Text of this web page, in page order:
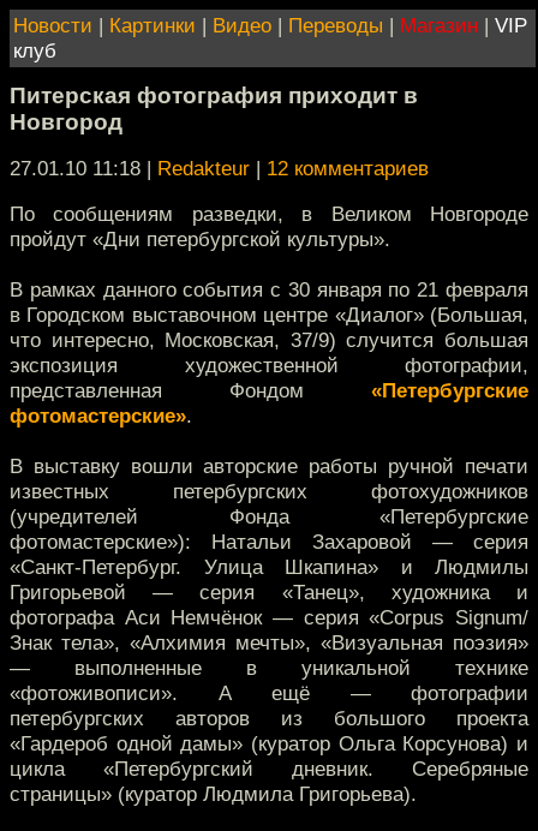
Новости | Картинки | Видео | Переводы | Магазин | VIP
клуб
Питерская фотография приходит в
Новгород
27.01.10 11:18 | Redakteur | 12 комментариев
По сообщениям разведки, в Великом Новгороде
пройдут «Дни петербургской культуры».
В рамках данного события с 30 января по 21 февраля
в Городском выставочном центре «Диалог» (Большая,
что интересно, Московская, 37/9) случится большая
экспозиция художественной фотографии,
представленная Фондом «Петербургские
фотомастерские».
В выставку вошли авторские работы ручной печати
известных петербургских фотохудожников
(учредителей Фонда «Петербургские
фотомастерские»): Натальи Захаровой — серия
«Санкт-Петербург. Улица Шкапина» и Людмилы
Григорьевой — серия «Танец», художника и
фотографа Аси Немчёнок — серия «Corpus Signum/
Знак тела», «Алхимия мечты», «Визуальная поэзия»
— выполненные в уникальной технике
«фотоживописи». А ещё — фотографии
петербургских авторов из большого проекта
«Гардероб одной дамы» (куратор Ольга Корсунова) и
цикла «Петербургский дневник. Серебряные
страницы» (куратор Людмила Григорьева).